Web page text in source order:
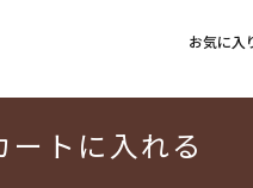
お気に入
ートに入れる